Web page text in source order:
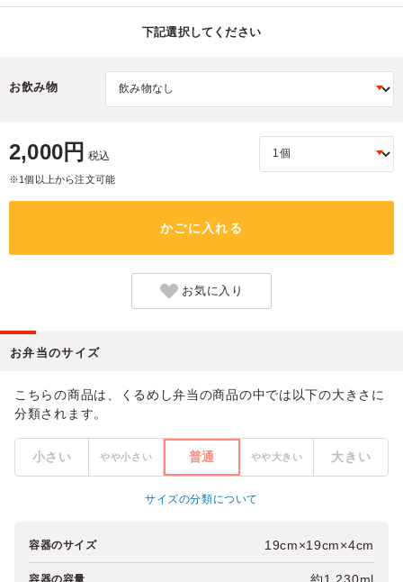
下記選択してください
お飲み物
2,000円 税込
※1個以上から注文可能
かごに入れる
お気に入り
お弁当のサイズ
こちらの商品は、くるめし弁当の商品の中では以下の大きさに
分類されます。
小さい やや小さい 普通 やや大きい 大きい
サイズの分類について
容器のサイズ 19cm×19cm×4cm
約1,230ml